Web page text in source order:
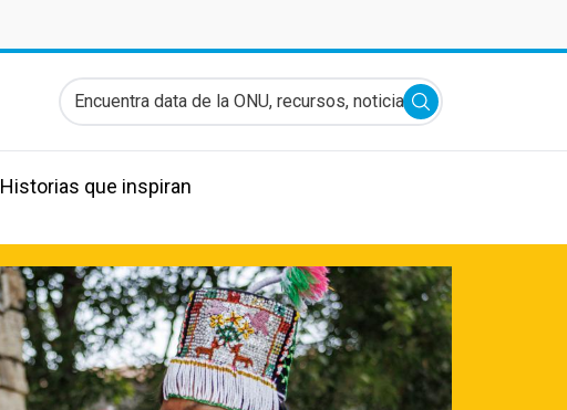
Encuentra data de la ONU, recursos, noticias y más...
Submit search
Historias que inspiran